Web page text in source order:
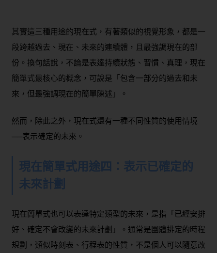
其實這三種用途的現在式，有著類似的視覺形象，都是一
段跨越過去、現在、未來的連續體，且最強調現在的部
份。換句話說，不論是表達持續狀態、習慣、真理，現在
簡單式最核心的概念，可說是「 包含一部分的過去和未
來，但最強調現在的簡單陳述 」。
然而，除此之外，現在式還有一種不同性質的使用情境
──表示確定的未來。
現在簡單式用途四：表示已確定的
未來計劃
現在簡單式也可以表達特定類型的未來，是指「已經安排
好、確定不會改變的未來計劃」。通常是團體排定的時程
規劃，類似時刻表、行程表的性質，不是個人可以隨意改